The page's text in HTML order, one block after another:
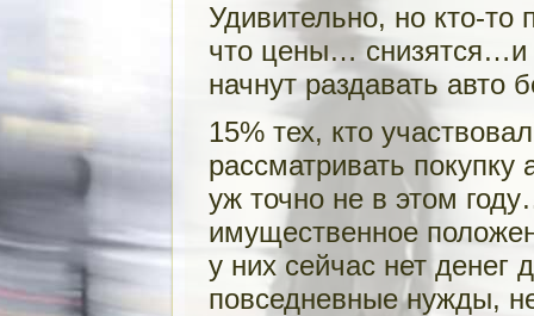
Удивительно, но кто-то
что цены… снизятся…и
начнут раздавать авто
15% тех, кто
рассматривать
уж точно не в этом
имущественное
у них сейчас нет денег
повседневные нужды,